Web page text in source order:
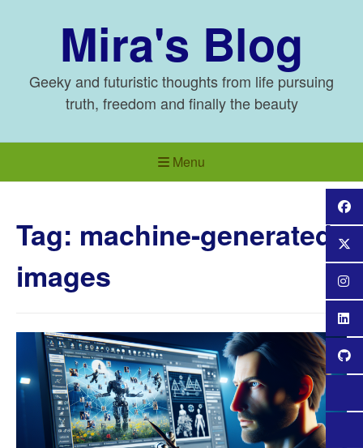
Mira's Blog
Geeky and futuristic thoughts from life pursuing
truth, freedom and finally the beauty
Menu
Tag: machine-generated
images